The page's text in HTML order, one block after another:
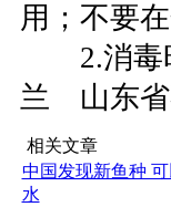
用；不要
2.消毒时
兰 山东省
相关文章
中国发现新鱼种
水